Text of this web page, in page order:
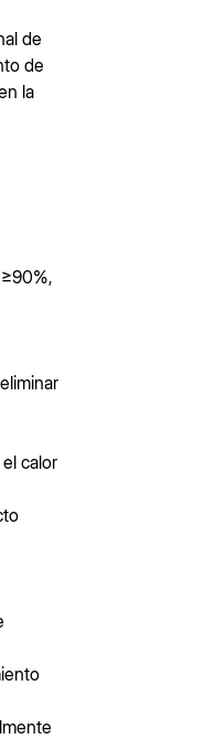
de
de
la
calor